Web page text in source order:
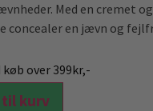
Med en cremet
concealer en jævn og
over 399kr,-
kurv